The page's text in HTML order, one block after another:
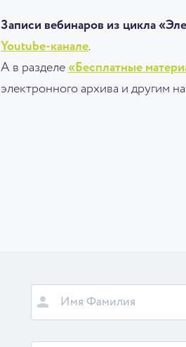
Записи вебинаров из цикла
Youtube-канале.
А в разделе «Бесплатные
электронного архива и другим